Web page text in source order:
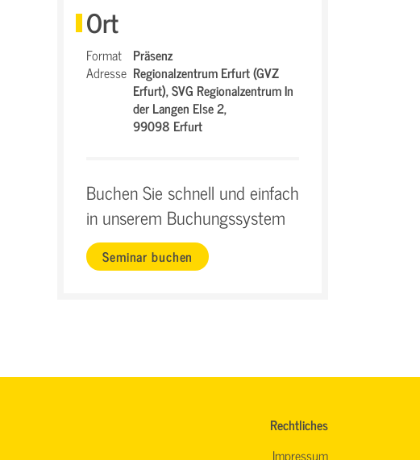
Ort
Format Präsenz
Adresse Regionalzentrum Erfurt (GVZ
Erfurt),SVG Regionalzentrum In
der Langen Else 2,
99098 Erfurt
Buchen Sie schnell und einfach
in unserem Buchungssystem
Seminar buchen
Rechtliches
Impressum